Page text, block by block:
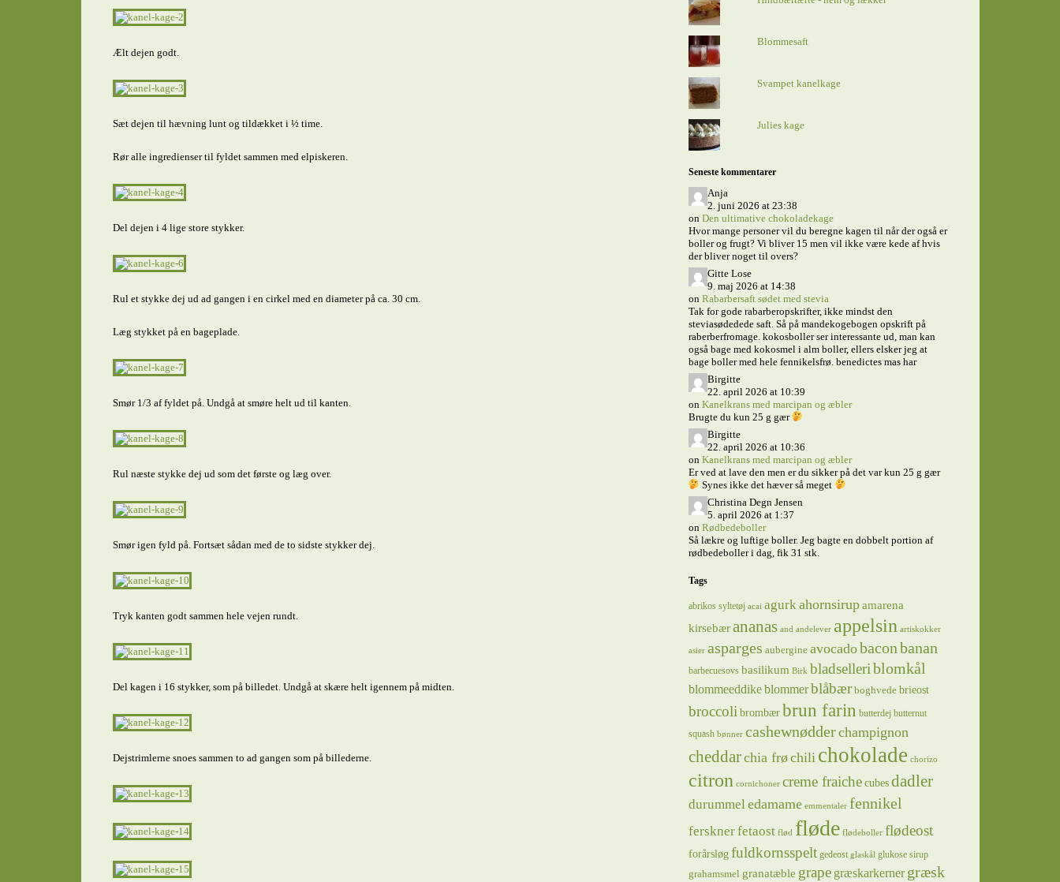
Ælt dejen godt.
Sæt dejen til hævning lunt og tildækket i ½ time.
Rør alle ingredienser til fyldet sammen med elpiskeren.
Del dejen i 4 lige store stykker.
Rul et stykke dej ud ad gangen i en cirkel med en diameter på ca. 30 cm.
Læg stykket på en bageplade.
Smør 1/3 af fyldet på. Undgå at smøre helt ud til kanten.
Rul næste stykke dej ud som det første og læg over.
Smør igen fyld på. Fortsæt sådan med de to sidste stykker dej.
Tryk kanten godt sammen hele vejen rundt.
Del kagen i 16 stykker, som på billedet. Undgå at skære helt igennem på midten.
Dejstrimlerne snoes sammen to ad gangen som på billederne.
Blommesaft
Svampet kanelkage
Julies kage
Seneste kommentarer
Anja
2. juni 2026 at 23:38
on Den ultimative chokoladekage
Hvor mange personer vil du beregne kagen til når der også er
boller og frugt? Vi bliver 15 men vil ikke være kede af hvis
der bliver noget til overs?
Gitte Lose
9. maj 2026 at 14:38
on Rabarbersaft sødet med stevia
Tak for gode rabarberopskrifter, ikke mindst den
steviasødedede saft. Så på mandekogebogen opskrift på
raberberfromage. kokosboller ser interessante ud, man kan
også bage med kokosmel i alm boller, ellers elsker jeg at
bage boller med hele fennikelsfrø. benedictes mas har
Birgitte
22. april 2026 at 10:39
on Kanelkrans med marcipan og æbler
Brugte du kun 25 g gær
Birgitte
22. april 2026 at 10:36
on Kanelkrans med marcipan og æbler
Er ved at lave den men er du sikker på det var kun 25 g gær
Synes ikke det hæver så meget
Christina Degn Jensen
5. april 2026 at 1:37
on Rødbedeboller
Så lækre og luftige boller. Jeg bagte en dobbelt portion af
rødbedeboller i dag, fik 31 stk.
Tags
abrikos syltetøj acai agurkahornsirup amarena
kirsebær ananas and andelever appelsin artiskokker
asier asparges aubergine avocadobaconbanan
barbecuesovs basilikum Birk bladselleriblomkål
blommeeddikeblommerblåbær boghvede brieost
broccoli brombær brun farin butterdej butternut
squash bønner cashewnødderchampignon
cheddarchia frøchili chokolade chorizo
citron cornichoner creme fraiche cubes dadler
durummeledamame emmentaler fennikel
fersknerfetaost flød fløde flødeboller flødeost
forårsløg fuldkornsspelt gedeost glaskål glukose sirup
grahamsmel granatæble grape græskarkerner græsk